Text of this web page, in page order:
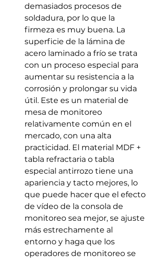
demasiados procesos de
soldadura, por lo que la
firmeza es muy buena. La
superficie de la lámina de
acero laminado a frío se trata
con un proceso especial para
aumentar su resistencia a la
corrosión y prolongar su vida
útil. Este es un material de
mesa de monitoreo
relativamente común en el
mercado, con una alta
practicidad. El material MDF +
tabla refractaria o tabla
especial antirrozo tiene una
apariencia y tacto mejores, lo
que puede hacer que el efecto
de vídeo de la consola de
monitoreo sea mejor, se ajuste
más estrechamente al
entorno y haga que los
operadores de monitoreo se